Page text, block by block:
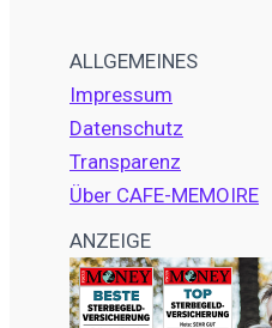
ALLGEMEINES
Impressum
Datenschutz
Transparenz
Über CAFE-MEMOIRE
ANZEIGE